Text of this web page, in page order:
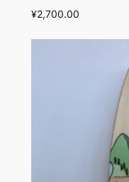
¥2,700.00